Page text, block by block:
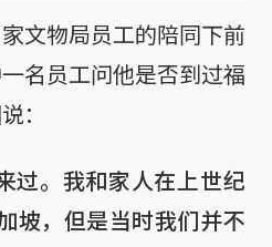
文物局员工的陪同下前
名员工问他是否到过福
：
过。我和家人在上世纪
坡，但是当时我们并不